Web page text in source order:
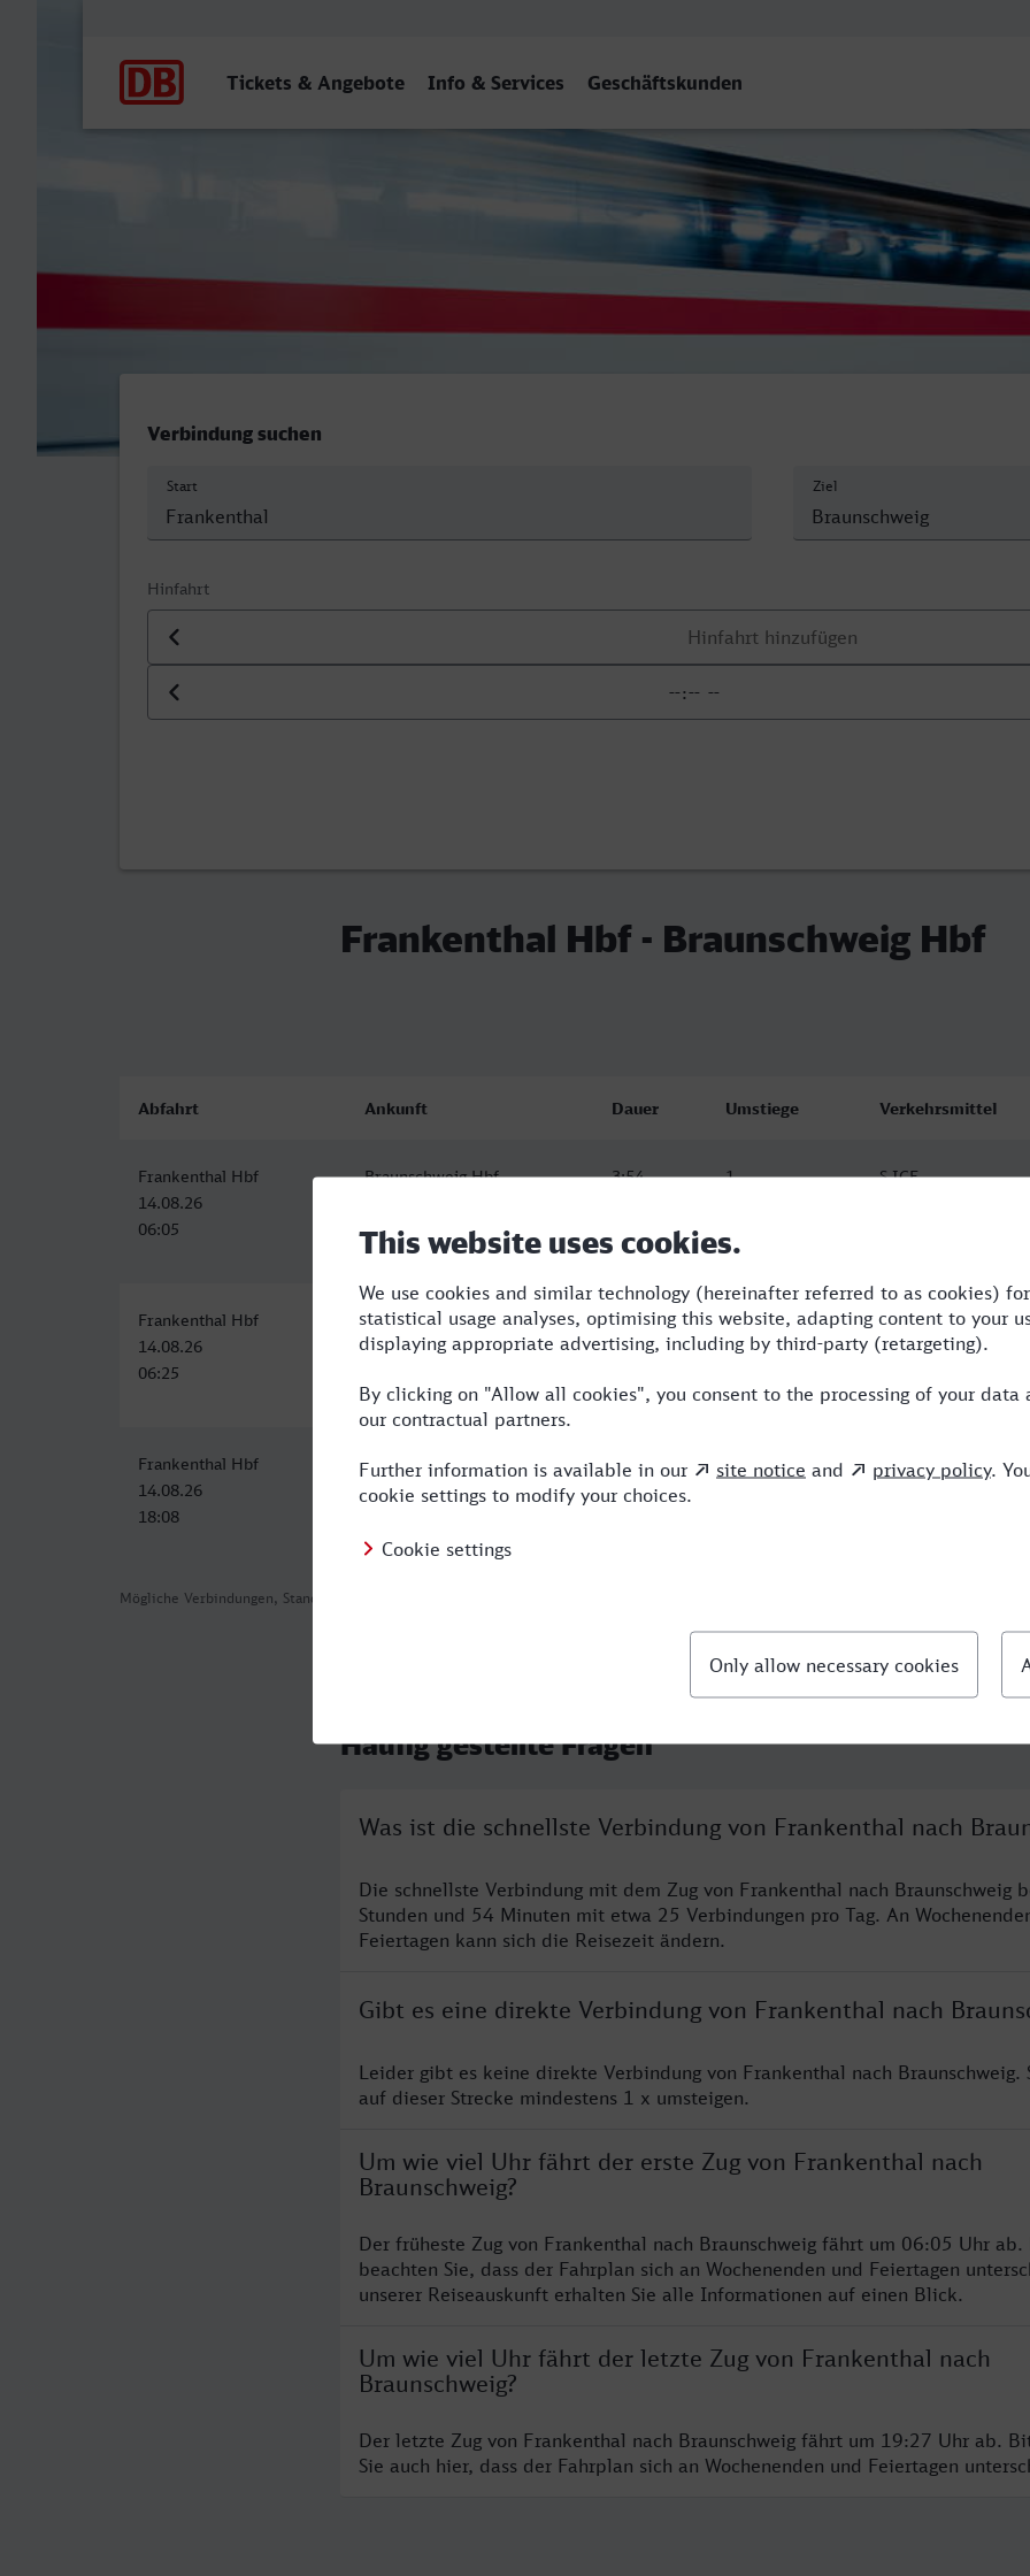
Tickets & Angebote Info & Services Geschäftskunden
Frankenthal Hbf - Braunschweig Hbf
Verbindung suchen
Start Ziel
Hinfahrt
Datum der Hinfahrt
Uhrzeit der Hinfahrt
Frankenthal Hbf - Braunschweig Hbf
Mögliche Verbindungen, Stand: 2026-07-31 00:36
Abfahrt Ankunft Dauer Umstiege Verkehrsmittel
Frankenthal Hbf
14.08.26
06:05
Braunschweig Hbf
09:59
3:54 1 S,ICE
Frankenthal Hbf
14.08.26
06:25
Braunschweig Hbf
14.08.26
4:36 1 RE,ICE
Frankenthal Hbf
14.08.26
18:08
Braunschweig Hbf
14.08.26
4:57 3 RE,ICE
Häufig gestellte Fragen
Was ist die schnellste Verbindung von Frankenthal nach
Die schnellste Verbindung mit dem Zug von Frankenthal nach Braunschweig
Stunden und 54 Minuten mit etwa 25 Verbindungen pro Tag. An
Feiertagen kann sich die Reisezeit ändern.
Gibt es eine direkte Verbindung von Frankenthal nach
Leider gibt es keine direkte Verbindung von Frankenthal nach Braunschweig.
auf dieser Strecke mindestens 1 x umsteigen.
Um wie viel Uhr fährt der erste Zug von Frankenthal nach
Braunschweig?
Der früheste Zug von Frankenthal nach Braunschweig fährt um 06:05 Uhr
beachten Sie, dass der Fahrplan sich an Wochenenden und Feiertagen
unserer Reiseauskunft erhalten Sie alle Informationen auf einen Blick.
Um wie viel Uhr fährt der letzte Zug von Frankenthal nach
Braunschweig?
Der letzte Zug von Frankenthal nach Braunschweig fährt um 19:27 Uhr ab.
Sie auch hier, dass der Fahrplan sich an Wochenenden und Feiertagen